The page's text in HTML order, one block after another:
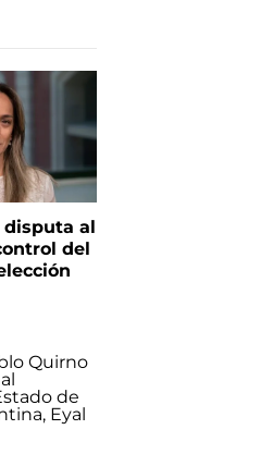
disputa al
del